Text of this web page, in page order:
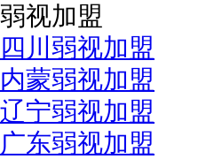
弱视加盟
四川弱视加盟
内蒙弱视加盟
辽宁弱视加盟
广东弱视加盟